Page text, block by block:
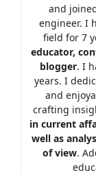
and
engineer. I
field for 7
educator,
blogger. I
years. I
and
crafting
in current
well as
of view.